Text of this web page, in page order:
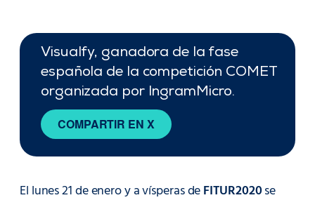
Visualfy, ganadora de la fase
española de la competición COMET
organizada por IngramMicro.
COMPARTIR EN X
El lunes 21 de enero y a vísperas deFITUR2020se